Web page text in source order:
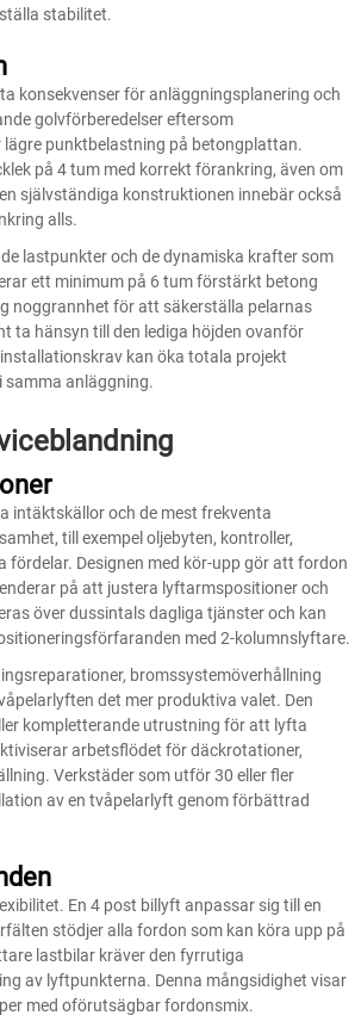
stabilitet.
konsekvenser för anläggningsplanering och
golvförberedelser eftersom
punktbelastning på betongplattan.
på 4 tum med korrekt förankring, även om
självständiga konstruktionen innebär också
alls.
lastpunkter och de dynamiska krafter som
ett minimum på 6 tum förstärkt betong
noggrannhet för att säkerställa pelarnas
ta hänsyn till den lediga höjden ovanför
kan öka totala projekt
samma anläggning.
intäktskällor och de mest frekventa
till exempel oljebyten, kontroller,
Designen med kör-upp gör att fordon
på att justera lyftarmspositioner och
över dussintals dagliga tjänster och kan
med 2-kolumnslyftare.
bromssystemöverhållning
det mer produktiva valet. Den
kompletterande utrustning för att lyfta
arbetsflödet för däckrotationer,
Verkstäder som utför 30 eller fler
av en tvåpelarlyft genom förbättrad
En 4 post billyft anpassar sig till en
stödjer alla fordon som kan köra upp på
lastbilar kräver den fyrrutiga
av lyftpunkterna. Denna mångsidighet visar
med oförutsägbar fordonsmix.